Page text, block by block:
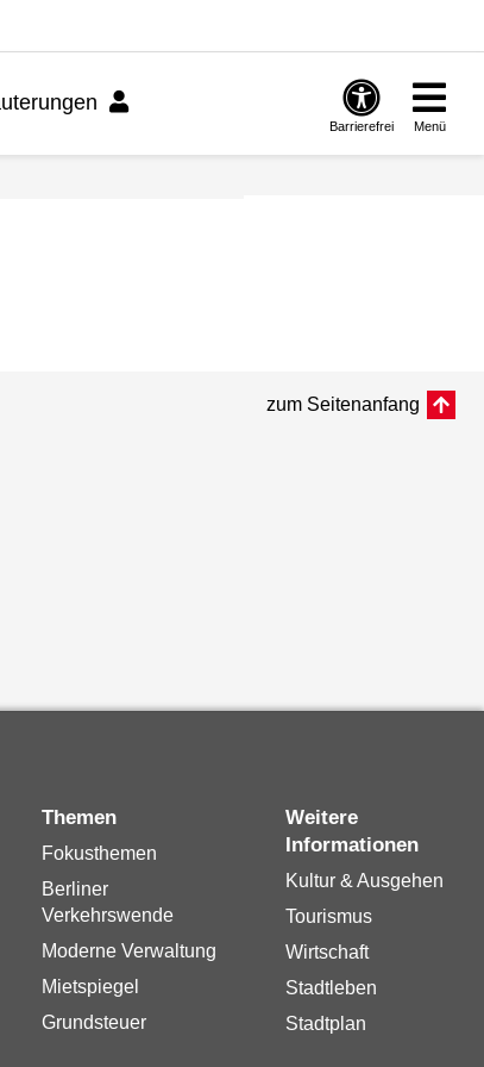
Barrierefrei Menü
zum Seitenanfang
Themen
Fokusthemen
Berliner
Verkehrswende
Moderne Verwaltung
Mietspiegel
Grundsteuer
Weitere
Informationen
Kultur & Ausgehen
Tourismus
Wirtschaft
Stadtleben
Stadtplan